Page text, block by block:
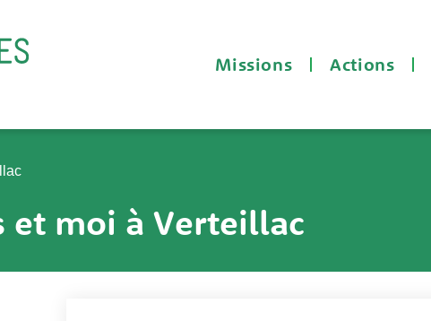
Missions Actions
moi à Verteillac